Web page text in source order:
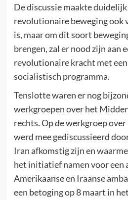
De discussie maakte duidelijk
revolutionaire beweging ook
is, maar om dit soort
brengen, zal er nood zijn aan
revolutionaire kracht met
socialistisch programma.
Tenslotte waren er nog
werkgroepen over het
rechts. Op de werkgroep
werd mee gediscussieerd
Iran afkomstig zijn en
het initiatief namen voor een
Amerikaanse en Iraanse
een betoging op 8 maart in